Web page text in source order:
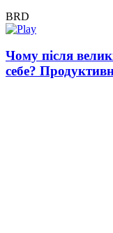
BRD
Чому після
себе?